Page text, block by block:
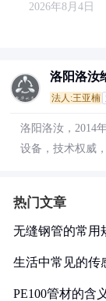
2026年8月4日
洛阳洛汝
法人:王亚楠
洛阳洛汝，2014
设备，技术权威
热门文章
无缝钢管的常用
生活中常见的传
PE100管材的含